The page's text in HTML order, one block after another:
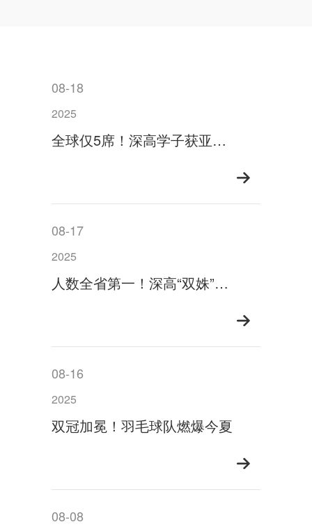
08-18
2025
全球仅5席！深高学子获亚洲科学营特别奖
08-17
2025
人数全省第一！深高“双姝”获中国女子数学奥林匹克金牌
08-16
2025
双冠加冕！羽毛球队燃爆今夏
08-08